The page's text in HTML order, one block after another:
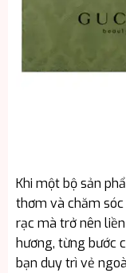
Khi một bộ sản
thơm và chăm
rạc mà trở nên
hương, từng bước
bạn duy trì vẻ